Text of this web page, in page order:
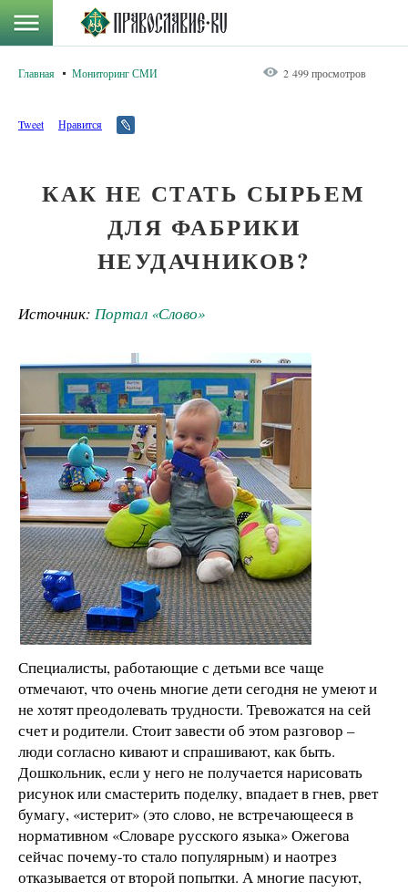
Главная Мониторинг СМИ 2 499 просмотров
Tweet Нравится
КАК НЕ СТАТЬ СЫРЬЕМ
ДЛЯ ФАБРИКИ
НЕУДАЧНИКОВ?
Источник: Портал «Слово»
Специалисты, работающие с детьми все чаще
отмечают, что очень многие дети сегодня не умеют и
не хотят преодолевать трудности. Тревожатся на сей
счет и родители. Стоит завести об этом разговор –
люди согласно кивают и спрашивают, как быть.
Дошкольник, если у него не получается нарисовать
рисунок или смастерить поделку, впадает в гнев, рвет
бумагу, «истерит» (это слово, не встречающееся в
нормативном «Словаре русского языка» Ожегова
сейчас почему-то стало популярным) и наотрез
отказывается от второй попытки. А многие пасуют,